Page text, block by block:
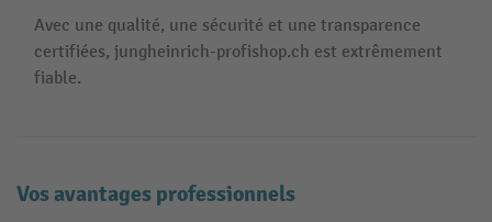
Avec une qualité, une sécurité et une transparence
certifiées, jungheinrich-profishop.ch est extrêmement
fiable.
Vos avantages professionnels